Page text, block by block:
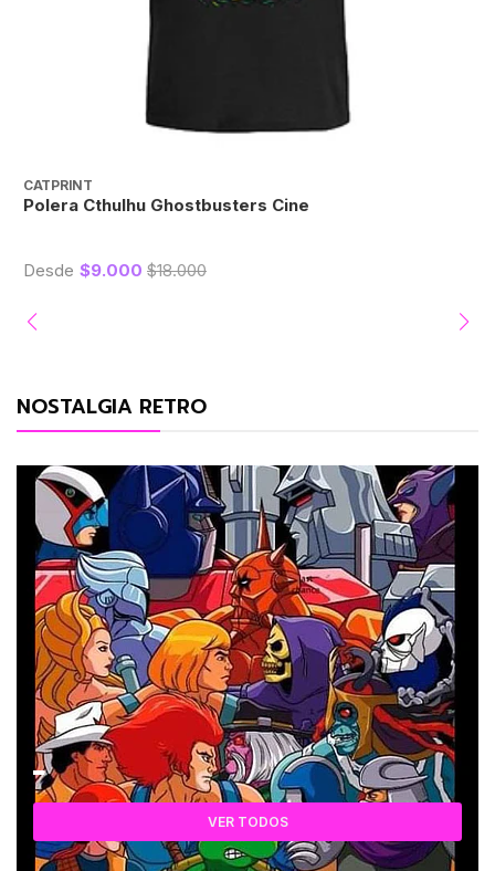
CATPRINT
Polera Cthulhu Ghostbusters Cine
Desde $9.000 $18.000
NOSTALGIA RETRO
VER TODOS